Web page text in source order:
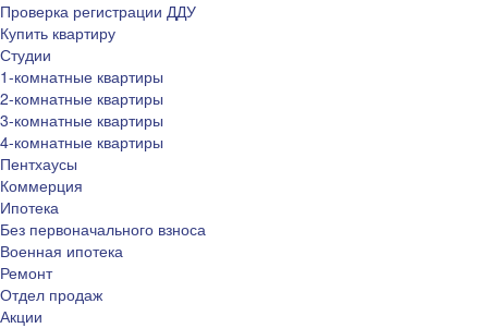
Проверка регистрации ДДУ
Купить квартиру
Студии
1-комнатные квартиры
2-комнатные квартиры
3-комнатные квартиры
4-комнатные квартиры
Пентхаусы
Коммерция
Ипотека
Без первоначального взноса
Военная ипотека
Ремонт
Отдел продаж
Акции